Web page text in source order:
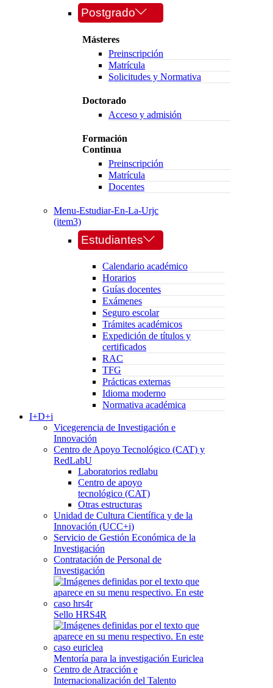
Postgrado
Másteres
Preinscripción
Matrícula
Solicitudes y Normativa
Doctorado
Acceso y admisión
Formación
Continua
Preinscripción
Matrícula
Docentes
Menu-Estudiar-En-La-Urjc
(item3)
Estudiantes
Calendario académico
Horarios
Guías docentes
Exámenes
Seguro escolar
Trámites académicos
Expedición de títulos y
certificados
RAC
TFG
Prácticas externas
Idioma moderno
Normativa académica
I+D+i
Vicegerencia de Investigación e
Innovación
Centro de Apoyo Tecnológico (CAT) y
RedLabU
Laboratorios redlabu
Centro de apoyo
tecnológico (CAT)
Otras estructuras
Unidad de Cultura Científica y de la
Innovación (UCC+i)
Servicio de Gestión Económica de la
Investigación
Contratación de Personal de
Investigación
Sello HRS4R
Mentoría para la investigación Euriclea
Centro de Atracción e
Internacionalización del Talento